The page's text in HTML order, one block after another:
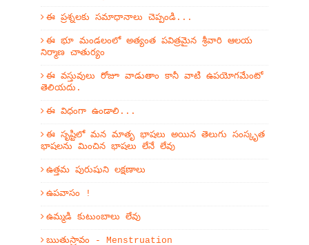
ఈ ప్రశ్నలకు సమాధానాలు చెప్పండి...
ఈ భూ మండలంలో అత్యంత పవిత్రమైన శ్రీవారి ఆలయ
నిర్మాణ చాతుర్యం
ఈ వస్తువులు రోజూ వాడుతాం కానీ వాటి ఉపయోగమేంటో
తెలియదు.
ఈ విధంగా ఉండాలి...
ఈ సృష్టిలో మన మాతృ భాషలు అయిన తెలుగు సంస్కృత
భాషలను మించిన భాషలు లేనే లేవు
ఉత్తమ పురుషుని లక్షణాలు
ఉపవాసం !
ఉమ్మడి కుటుంబాలు లేవు
ఋతుస్రావం - Menstruation